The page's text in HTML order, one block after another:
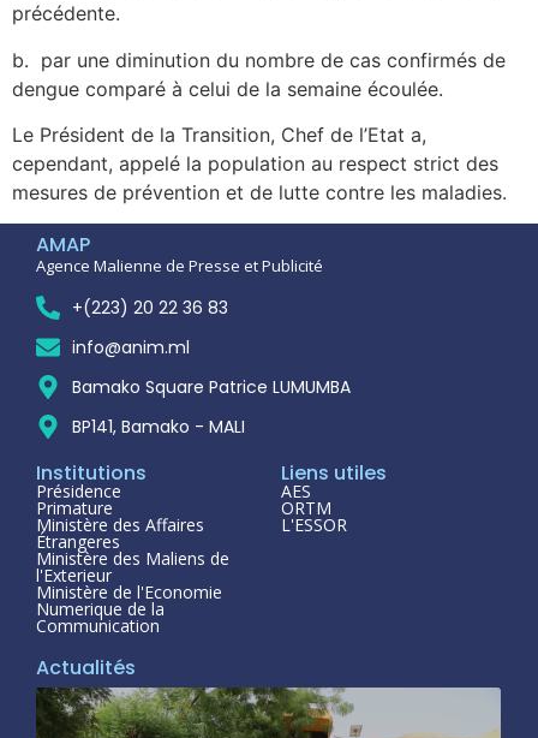
précédente.
b. par une diminution du nombre de cas confirmés de
dengue comparé à celui de la semaine écoulée.
Le Président de la Transition, Chef de l’Etat a,
cependant, appelé la population au respect strict des
mesures de prévention et de lutte contre les maladies.
AMAP
Agence Malienne de Presse et Publicité
+(223) 20 22 36 83
info@anim.ml
Bamako Square Patrice LUMUMBA
BP141, Bamako - MALI
Institutions
Présidence
Primature
Ministère des Affaires
Étrangeres
Ministère des Maliens de
l'Exterieur
Ministère de l'Economie
Numerique de la
Communication
Liens utiles
AES
ORTM
L'ESSOR
Actualités